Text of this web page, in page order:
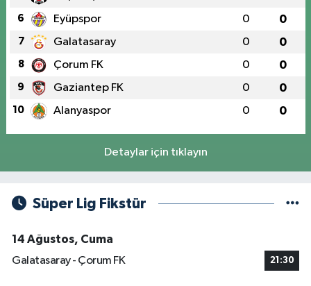
6 Eyüpspor 0 0
7 Galatasaray 0 0
8 Çorum FK 0 0
9 Gaziantep FK 0 0
10 Alanyaspor 0 0
Detaylar için tıklayın
Süper Lig Fikstür
14 Ağustos, Cuma
Galatasaray - Çorum FK
21:30